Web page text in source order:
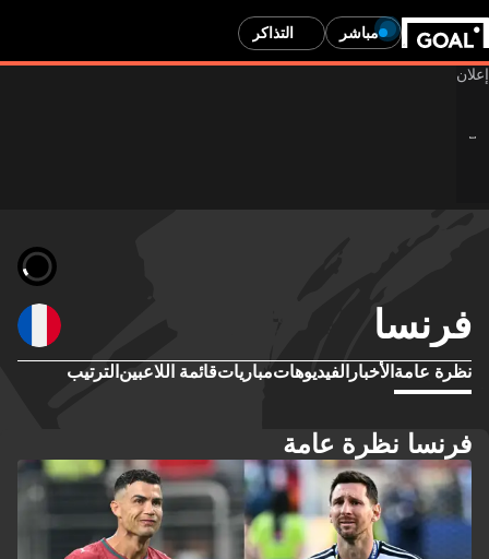
مباشر التذاكر
فرنسا
نظرة عامة الأخبار الفيديوهاتمبارياتقائمة اللاعبين الترتيب
فرنسا نظرة عامة